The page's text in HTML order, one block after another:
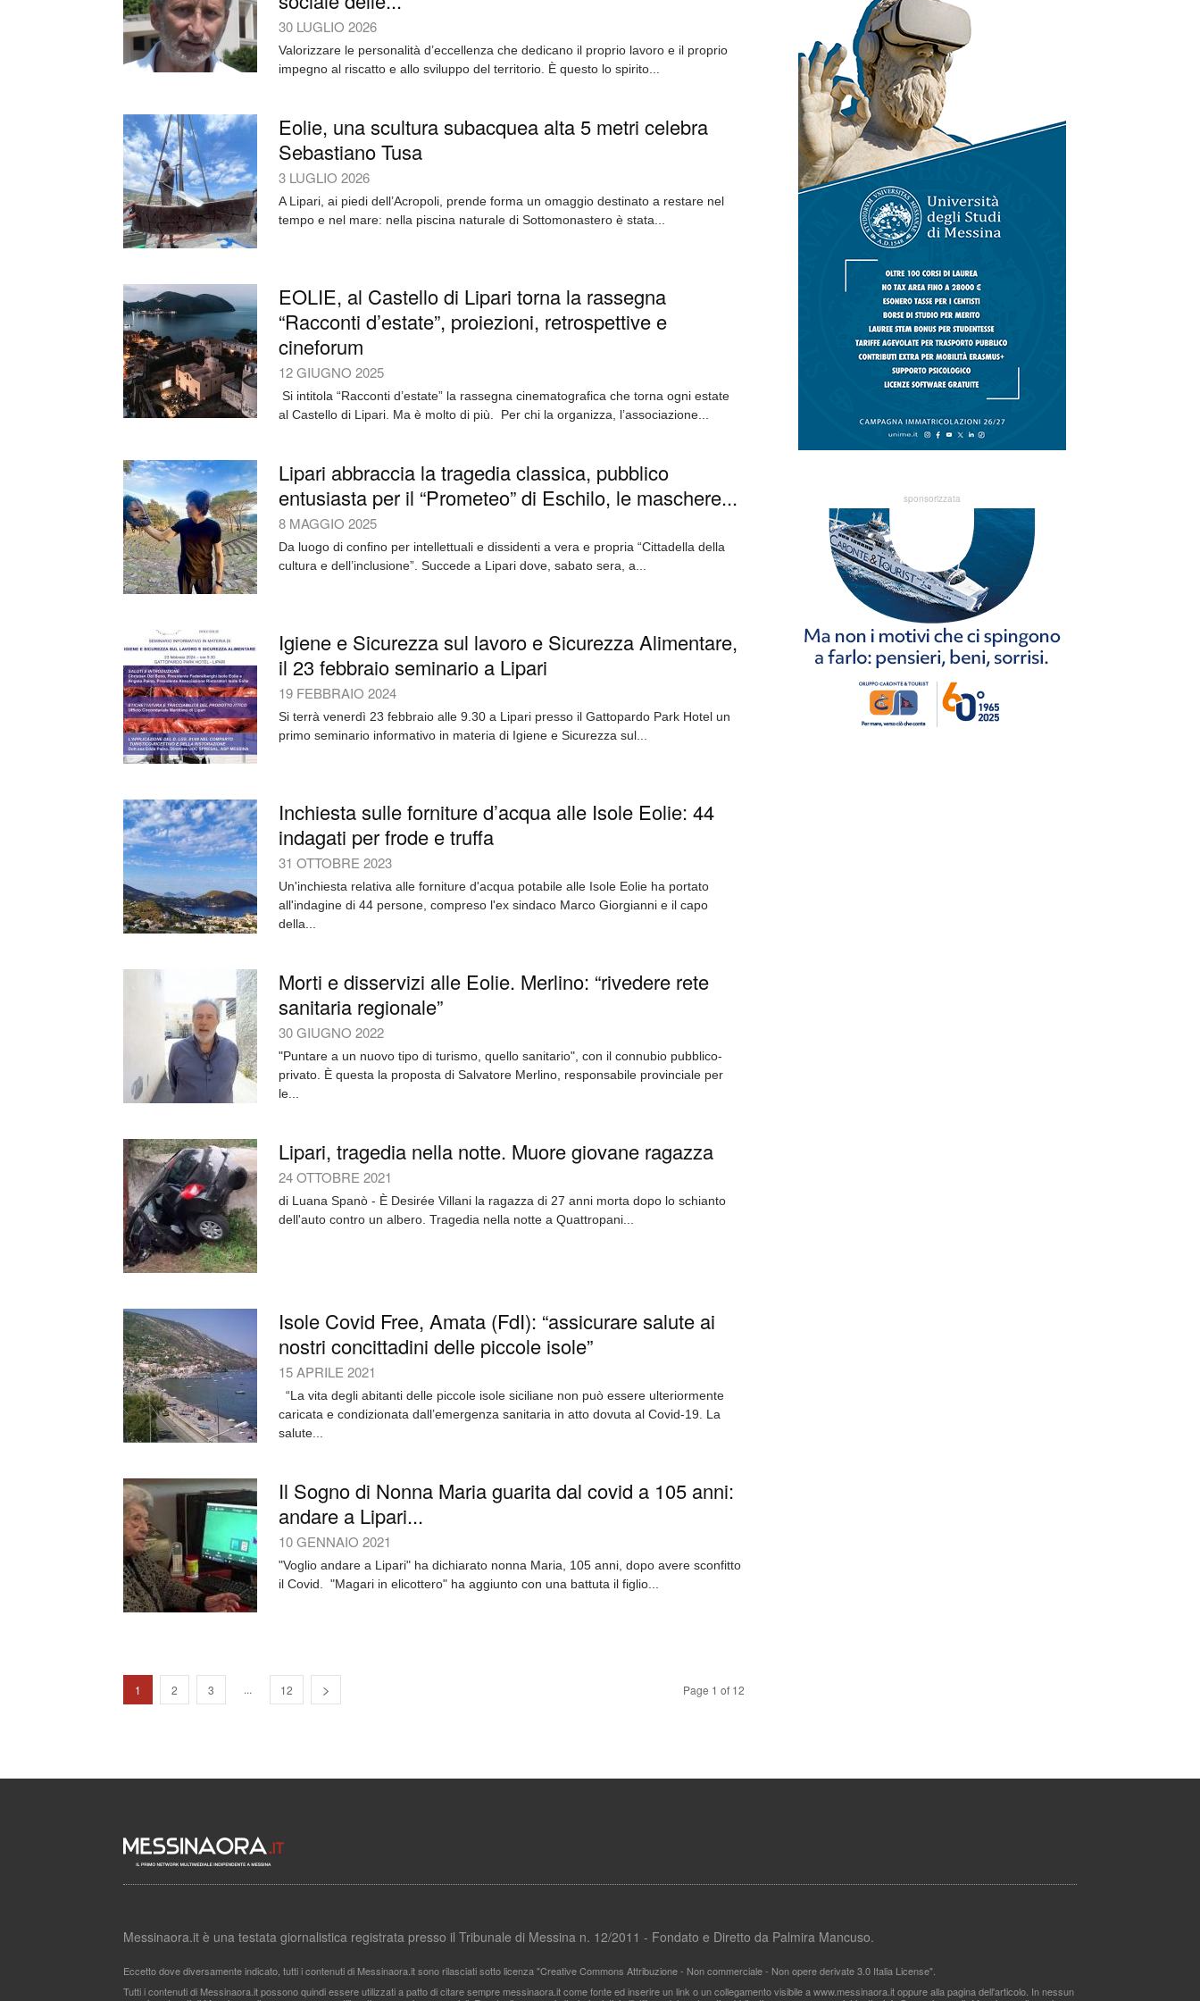
30 LUGLIO 2026
Valorizzare le personalità d’eccellenza che dedicano il proprio lavoro e il proprio
impegno al riscatto e allo sviluppo del territorio. È questo lo spirito...
Eolie, una scultura subacquea alta 5 metri celebra
Sebastiano Tusa
3 LUGLIO 2026
A Lipari, ai piedi dell’Acropoli, prende forma un omaggio destinato a restare nel
tempo e nel mare: nella piscina naturale di Sottomonastero è stata...
EOLIE, al Castello di Lipari torna la rassegna
“Racconti d’estate”, proiezioni, retrospettive e
cineforum
12 GIUGNO 2025
Si intitola “Racconti d’estate” la rassegna cinematografica che torna ogni estate
al Castello di Lipari. Ma è molto di più. Per chi la organizza, l’associazione...
Lipari abbraccia la tragedia classica, pubblico
entusiasta per il “Prometeo” di Eschilo, le maschere...
8 MAGGIO 2025
Da luogo di confino per intellettuali e dissidenti a vera e propria “Cittadella della
cultura e dell’inclusione”. Succede a Lipari dove, sabato sera, a...
Igiene e Sicurezza sul lavoro e Sicurezza Alimentare,
il 23 febbraio seminario a Lipari
19 FEBBRAIO 2024
Si terrà venerdì 23 febbraio alle 9.30 a Lipari presso il Gattopardo Park Hotel un
primo seminario informativo in materia di Igiene e Sicurezza sul...
Inchiesta sulle forniture d’acqua alle Isole Eolie: 44
indagati per frode e truffa
31 OTTOBRE 2023
Un'inchiesta relativa alle forniture d'acqua potabile alle Isole Eolie ha portato
all'indagine di 44 persone, compreso l'ex sindaco Marco Giorgianni e il capo
della...
Morti e disservizi alle Eolie. Merlino: “rivedere rete
sanitaria regionale”
30 GIUGNO 2022
"Puntare a un nuovo tipo di turismo, quello sanitario", con il connubio pubblico-
privato. È questa la proposta di Salvatore Merlino, responsabile provinciale per
le...
Lipari, tragedia nella notte. Muore giovane ragazza
24 OTTOBRE 2021
di Luana Spanò - È Desirée Villani la ragazza di 27 anni morta dopo lo schianto
dell'auto contro un albero. Tragedia nella notte a Quattropani...
Isole Covid Free, Amata (FdI): “assicurare salute ai
nostri concittadini delle piccole isole”
15 APRILE 2021
“La vita degli abitanti delle piccole isole siciliane non può essere ulteriormente
caricata e condizionata dall’emergenza sanitaria in atto dovuta al Covid-19. La
salute...
Il Sogno di Nonna Maria guarita dal covid a 105 anni:
andare a Lipari...
10 GENNAIO 2021
"Voglio andare a Lipari" ha dichiarato nonna Maria, 105 anni, dopo avere sconfitto
il Covid. "Magari in elicottero" ha aggiunto con una battuta il figlio...
1 2 3 ... 12 Page 1 of 12
sponsorizzata
Messinaora.it è una testata giornalistica registrata presso il Tribunale di Messina n. 12/2011 - Fondato e Diretto da Palmira Mancuso.
Eccetto dove diversamente indicato, tutti i contenuti di Messinaora.it sono rilasciati sotto licenza "Creative Commons Attribuzione - Non commerciale - Non opere derivate 3.0 Italia License".
Tutti i contenuti di Messinaora.it possono quindi essere utilizzati a patto di citare sempre messinaora.it come fonte ed inserire un link o un collegamento visibile a www.messinaora.it oppure alla pagina dell'articolo. In nessun